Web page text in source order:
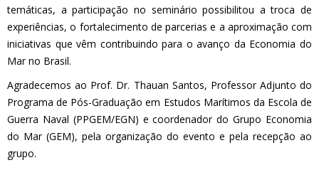
temáticas, a participação no seminário possibilitou a troca de
experiências, o fortalecimento de parcerias e a aproximação com
iniciativas que vêm contribuindo para o avanço da Economia do
Mar no Brasil.
Agradecemos ao Prof. Dr. Thauan Santos, Professor Adjunto do
Programa de Pós-Graduação em Estudos Marítimos da Escola de
Guerra Naval (PPGEM/EGN) e coordenador do Grupo Economia
do Mar (GEM), pela organização do evento e pela recepção ao
grupo.